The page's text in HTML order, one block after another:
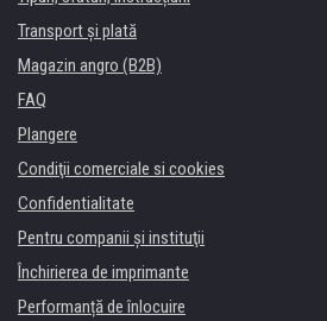
Transport şi plată
Magazin angro (B2B)
FAQ
Plangere
Condiţii comerciale si cookies
Confidentialitate
Pentru companii și instituţii
Închirierea de imprimante
Performanță de înlocuire